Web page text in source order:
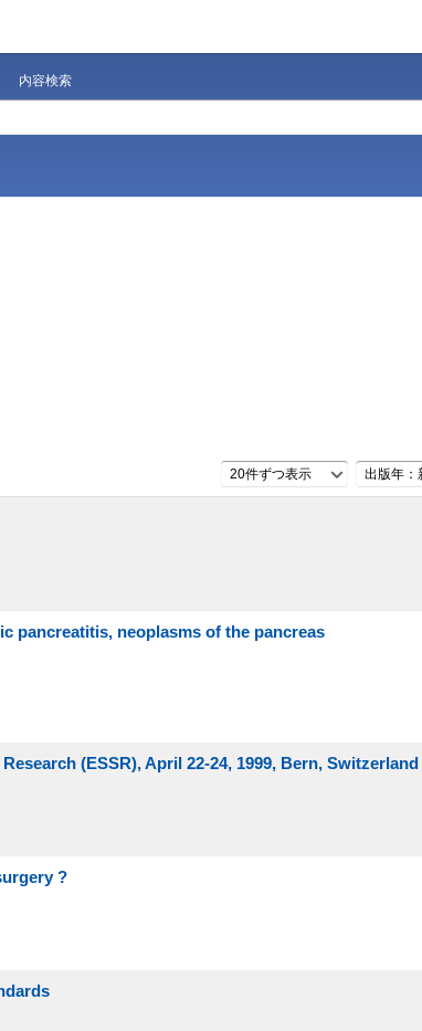
内容検索
20件ずつ表示 出版年：
pancreatitis, neoplasms of the pancreas
(ESSR), April 22-24, 1999, Bern,
?